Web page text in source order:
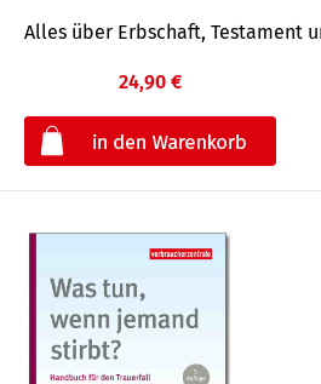
Alles über Erbschaft, Testament
24,90 €